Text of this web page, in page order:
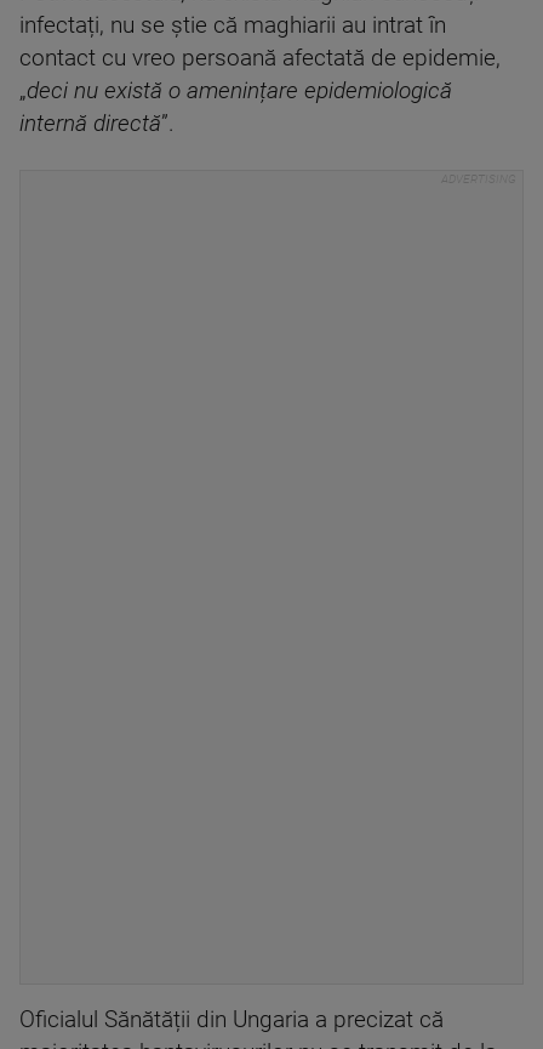
infectați, nu se știe că maghiarii au intrat în
contact cu vreo persoană afectată de epidemie,
„deci nu există o amenințare epidemiologică
internă directă”.
Oficialul Sănătății din Ungaria a precizat că